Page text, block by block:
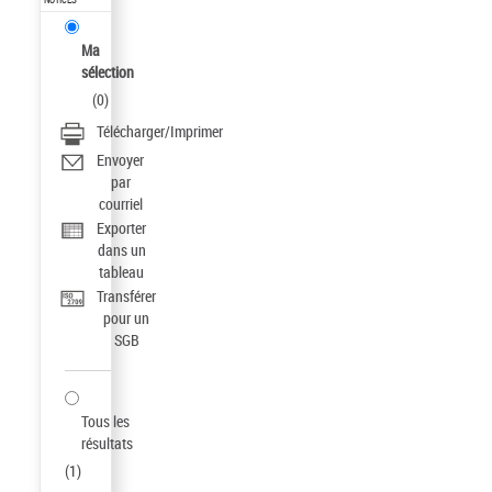
Ma
sélection
(0)
Télécharger/Imprimer
Envoyer
par
courriel
Exporter
dans un
tableau
Transférer
pour un
SGB
Tous les
résultats
(1)